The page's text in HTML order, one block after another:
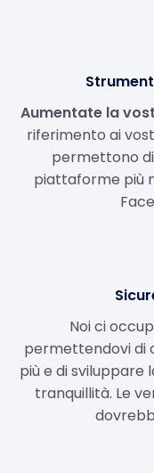
Aumentate la
riferimento ai
permettono
piattaforme più
Noi ci
permettendovi di
più e di sviluppare
tranquillità. Le